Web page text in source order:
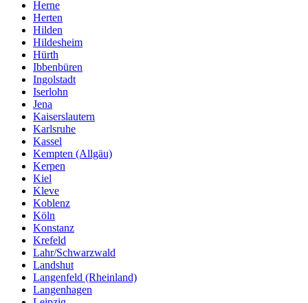
Herne
Herten
Hilden
Hildesheim
Hürth
Ibbenbüren
Ingolstadt
Iserlohn
Jena
Kaiserslautern
Karlsruhe
Kassel
Kempten (Allgäu)
Kerpen
Kiel
Kleve
Koblenz
Köln
Konstanz
Krefeld
Lahr/Schwarzwald
Landshut
Langenfeld (Rheinland)
Langenhagen